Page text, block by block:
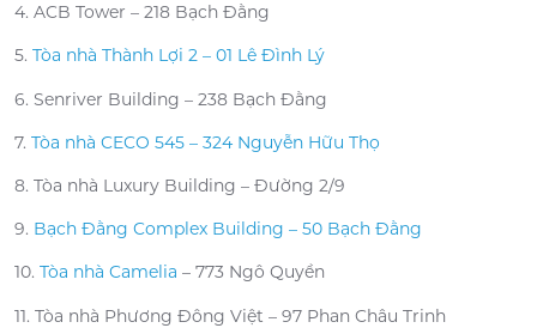
4. ACB Tower – 218 Bạch Đằng
5. Tòa nhà Thành Lợi 2 – 01 Lê Đình Lý
6. Senriver Building – 238 Bạch Đằng
7. Tòa nhà CECO 545 – 324 Nguyễn Hữu Thọ
8. Tòa nhà Luxury Building – Đường 2/9
9. Bạch Đằng Complex Building – 50 Bạch Đằng
10. Tòa nhà Camelia – 773 Ngô Quyền
11. Tòa nhà Phương Đông Việt – 97 Phan Châu Trinh